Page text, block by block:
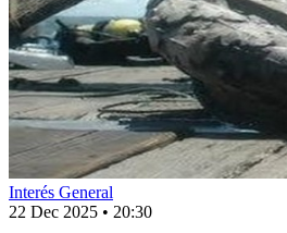
Interés General
22 Dec 2025 • 20:30